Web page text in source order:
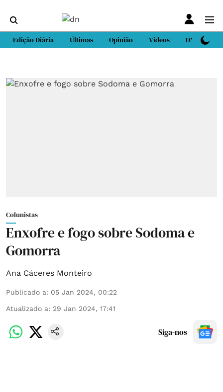
Edição Diária Últimas Opinião Vídeos DN Sport
Colunistas
Enxofre e fogo sobre Sodoma e
Gomorra
Ana Cáceres Monteiro
Publicado a: 05 Jan 2024, 00:22
Atualizado a: 29 Jan 2024, 17:41
Siga-nos